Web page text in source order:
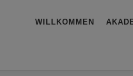
WILLKOMMEN